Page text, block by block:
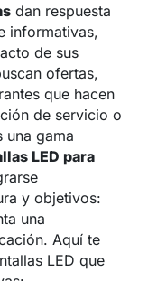
dan respuesta
informativas,
de sus
ofertas,
que hacen
de servicio o
una gama
LED para
y objetivos:
una
Aquí te
LED que